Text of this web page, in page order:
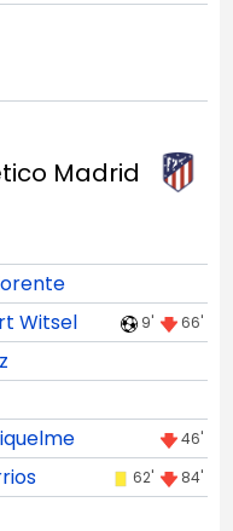
Madrid
Witsel 9' 66'
46'
62' 84'